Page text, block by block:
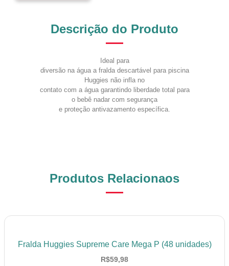
Descrição do Produto
Ideal para
diversão na água a fralda descartável para piscina
Huggies não infla no
contato com a água garantindo liberdade total para
o bebê nadar com segurança
e proteção antivazamento específica.
Produtos Relacionaos
Fralda Huggies Supreme Care Mega P (48 unidades)
R$59,98